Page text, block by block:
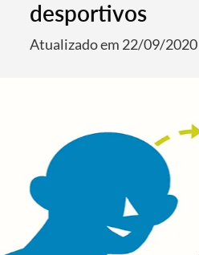
desportivos
Atualizado em 22/09/2020